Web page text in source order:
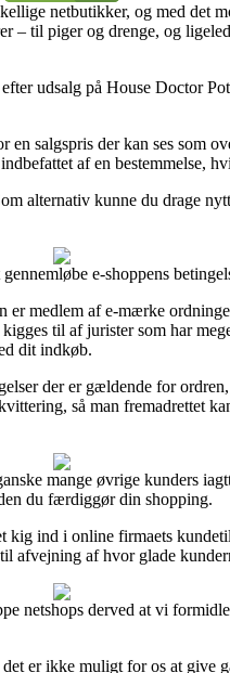
netbutikker, og med det
– til piger og drenge, og
udsalg på House Doctor
salgspris der kan ses som
af en bestemmelse,
alternativ kunne du drage
e-shoppens
medlem af e-mærke
til af jurister som har
dit indkøb.
der er gældende for
så man fremadrettet
mange øvrige kunders
du færdiggør din shopping.
ind i online firmaets
afvejning af hvor glade
netshops derved at vi
er ikke muligt for os at give